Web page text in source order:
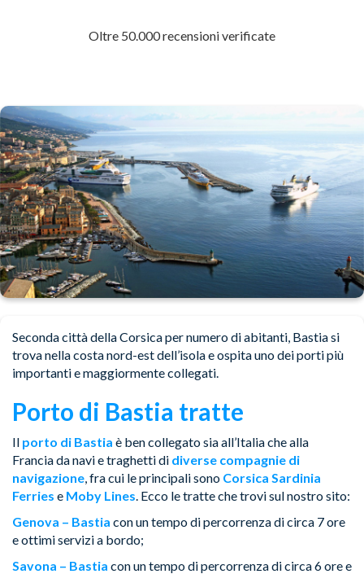
Oltre 50.000 recensioni verificate
Seconda città della Corsica per numero di abitanti, Bastia si
trova nella costa nord-est dell’isola e ospita uno dei porti più
importanti e maggiormente collegati.
Porto di Bastia tratte
Il porto di Bastia è ben collegato sia all’Italia che alla
Francia da navi e traghetti di diverse compagnie di
navigazione , fra cui le principali sono Corsica Sardinia
Ferries e Moby Lines . Ecco le tratte che trovi sul nostro sito:
Genova – Bastia con un tempo di percorrenza di circa 7 ore
e ottimi servizi a bordo;
Savona – Bastia con un tempo di percorrenza di circa 6 ore e